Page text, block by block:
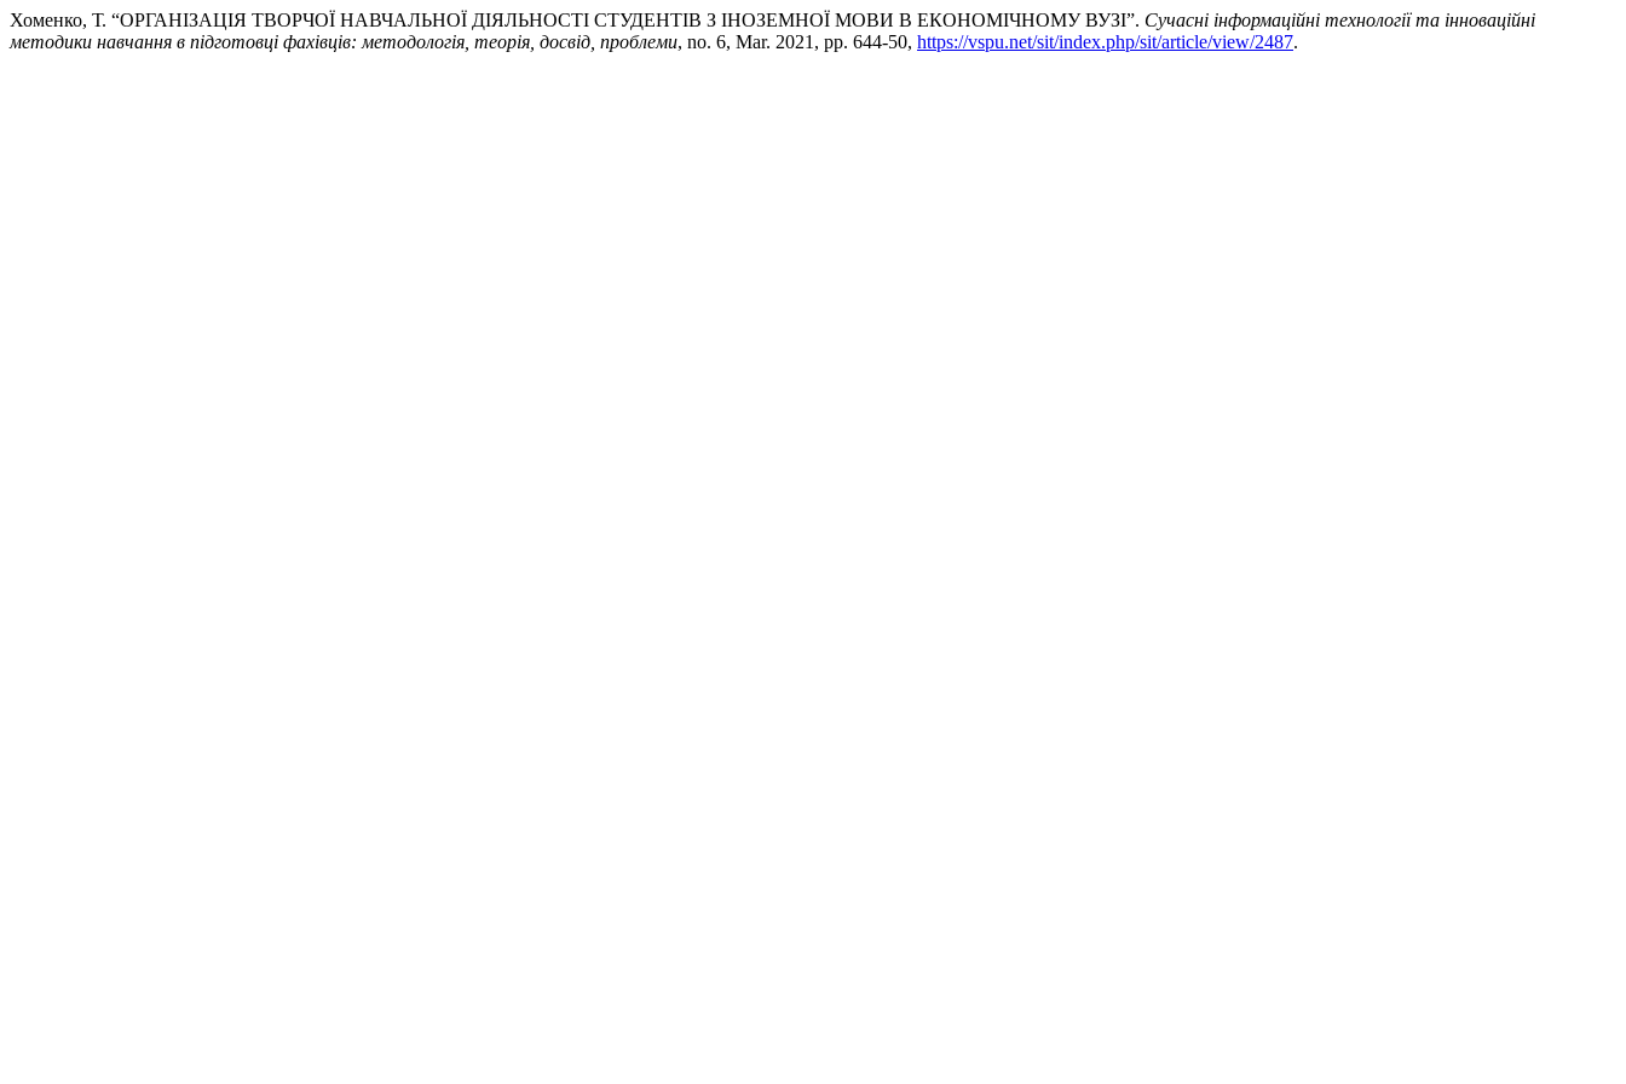
Хоменко, Т. “ОРГАНІЗАЦІЯ ТВОРЧОЇ НАВЧАЛЬНОЇ ДІЯЛЬНОСТІ СТУДЕНТІВ З ІНОЗЕМНОЇ МОВИ В ЕКОНОМІЧНОМУ ВУЗІ”. Сучасні інформаційні технології та інноваційні
методики навчання в підготовці фахівців: методологія, теорія, досвід, проблеми, no. 6, Mar. 2021, pp. 644-50, https://vspu.net/sit/index.php/sit/article/view/2487.